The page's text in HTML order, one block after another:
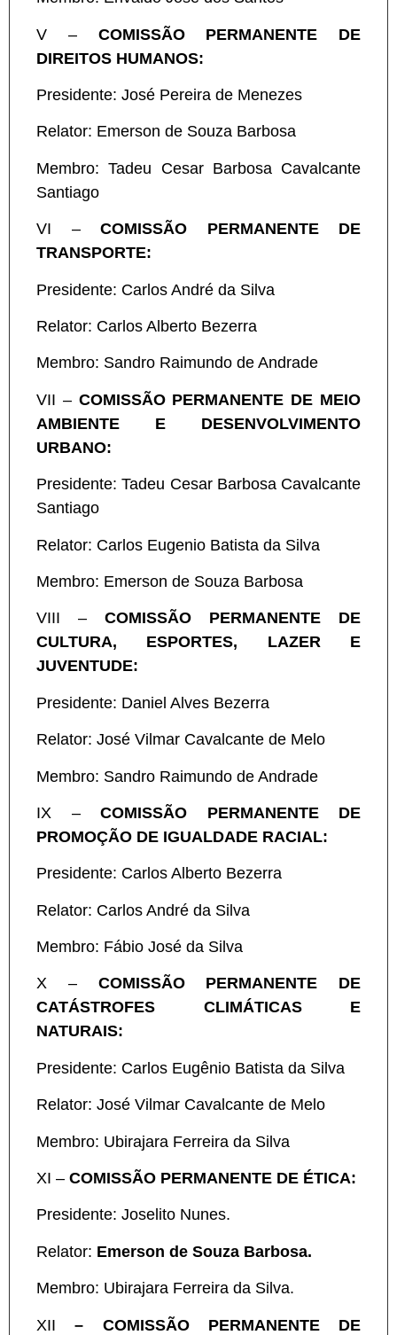
V – COMISSÃO PERMANENTE DE
DIREITOS HUMANOS:
Presidente: José Pereira de Menezes
Relator: Emerson de Souza Barbosa
Membro: Tadeu Cesar Barbosa Cavalcante
Santiago
VI – COMISSÃO PERMANENTE DE
TRANSPORTE:
Presidente: Carlos André da Silva
Relator: Carlos Alberto Bezerra
Membro: Sandro Raimundo de Andrade
VII – COMISSÃO PERMANENTE DE MEIO
AMBIENTE E DESENVOLVIMENTO
URBANO:
Presidente: Tadeu Cesar Barbosa Cavalcante
Santiago
Relator: Carlos Eugenio Batista da Silva
Membro: Emerson de Souza Barbosa
VIII – COMISSÃO PERMANENTE DE
CULTURA, ESPORTES, LAZER E
JUVENTUDE:
Presidente: Daniel Alves Bezerra
Relator: José Vilmar Cavalcante de Melo
Membro: Sandro Raimundo de Andrade
IX – COMISSÃO PERMANENTE DE
PROMOÇÃO DE IGUALDADE RACIAL:
Presidente: Carlos Alberto Bezerra
Relator: Carlos André da Silva
Membro: Fábio José da Silva
X – COMISSÃO PERMANENTE DE
CATÁSTROFES CLIMÁTICAS E
NATURAIS:
Presidente: Carlos Eugênio Batista da Silva
Relator: José Vilmar Cavalcante de Melo
Membro: Ubirajara Ferreira da Silva
XI – COMISSÃO PERMANENTE DE ÉTICA:
Presidente: Joselito Nunes.
Relator: Emerson de Souza Barbosa.
Membro: Ubirajara Ferreira da Silva.
XII– COMISSÃO PERMANENTE DE